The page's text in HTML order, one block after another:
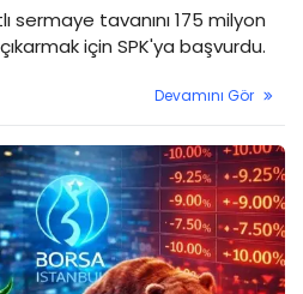
sermaye tavanını 175 milyon
için SPK'ya başvurdu.
Devamını Gör